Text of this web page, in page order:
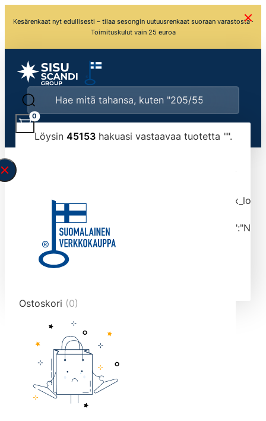
Kesärenkaat nyt edullisesti – tilaa sesongin uutuusrenkaat suoraan varastosta ·
Toimituskulut vain 25 euroa
Löysin 45153hakuasi vastaavaa tuotetta "".
typed the search query correctly.<br>Currently
tmlmvi","meta_query":
data-original-query-vars="[]" data-page="1"
data-max-pages="4516" data-start="1" data-
end="10">
0
Ostoskori (0)